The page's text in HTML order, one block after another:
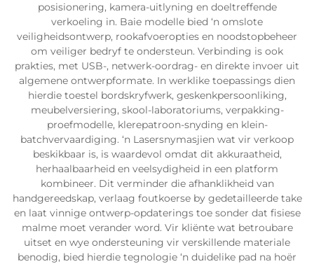
posisionering, kamera-uitlyning en doeltreffende
verkoeling in. Baie modelle bied ‘n omslote
veiligheidsontwerp, rookafvoeropties en noodstopbeheer
om veiliger bedryf te ondersteun. Verbinding is ook
prakties, met USB-, netwerk-oordrag- en direkte invoer uit
algemene ontwerpformate. In werklike toepassings dien
hierdie toestel bordskryfwerk, geskenkpersoonliking,
meubelversiering, skool-laboratoriums, verpakking-
proefmodelle, klerepatroon-snyding en klein-
batchvervaardiging. ‘n Lasersnymasjien wat vir verkoop
beskikbaar is, is waardevol omdat dit akkuraatheid,
herhaalbaarheid en veelsydigheid in een platform
kombineer. Dit verminder die afhanklikheid van
handgereedskap, verlaag foutkoerse by gedetailleerde take
en laat vinnige ontwerp-opdaterings toe sonder dat fisiese
malme moet verander word. Vir kliënte wat betroubare
uitset en wye ondersteuning vir verskillende materiale
benodig, bied hierdie tegnologie ‘n duidelike pad na hoër